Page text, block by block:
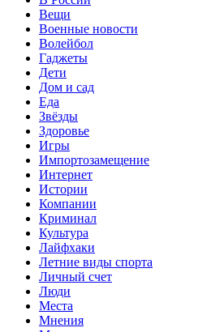
Вещи
Военные новости
Волейбол
Гаджеты
Дети
Дом и сад
Еда
Звёзды
Здоровье
Игры
Импортозамещение
Интернет
Истории
Компании
Криминал
Культура
Лайфхаки
Летние виды спорта
Личный счет
Люди
Места
Мнения